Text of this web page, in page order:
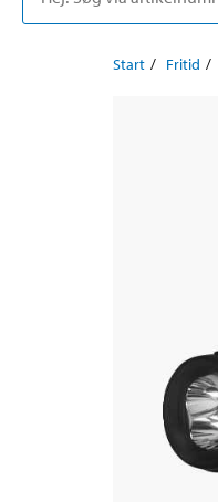
Start Fritid